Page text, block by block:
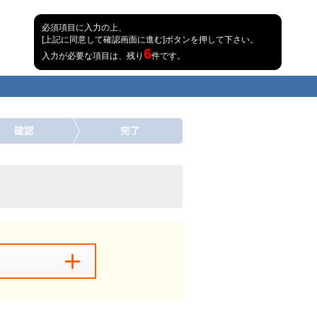
必須項目に入力の上、
[上記に同意して確認画面に進む]ボタンを押して下さい。
入力が必要な項目は、残り 6件です。